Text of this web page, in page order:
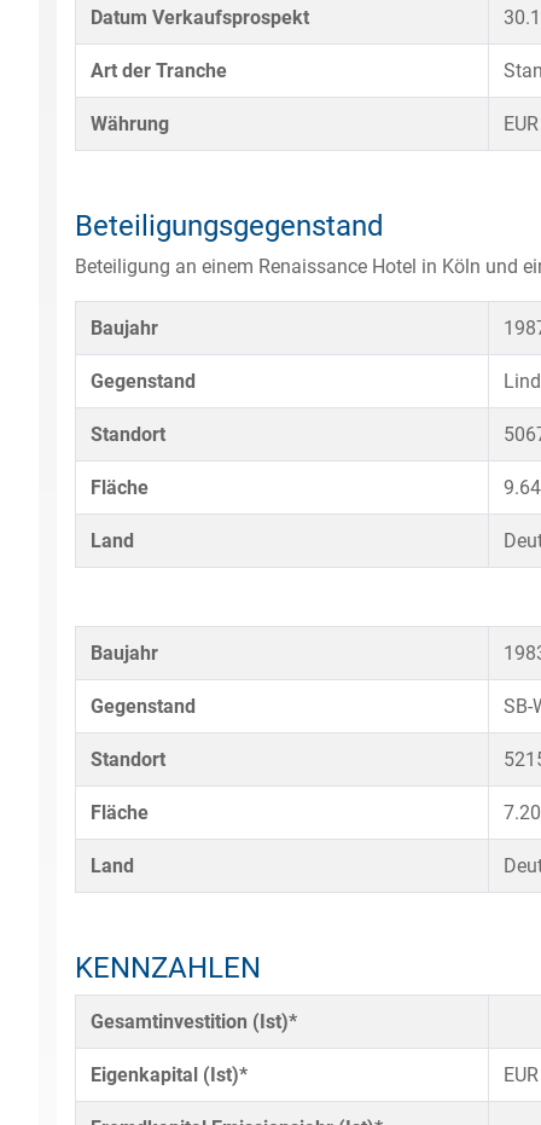
Datum Verkaufsprospekt
Art der Tranche
Währung EUR
Beteiligungsgegenstand
Beteiligung an einem Renaissance Hotel in Köln und
Baujahr
Gegenstand
Standort
Fläche
Land
Baujahr
Gegenstand SB-
Standort
Fläche
Land
KENNZAHLEN
Gesamtinvestition (Ist)*
Eigenkapital (Ist)*